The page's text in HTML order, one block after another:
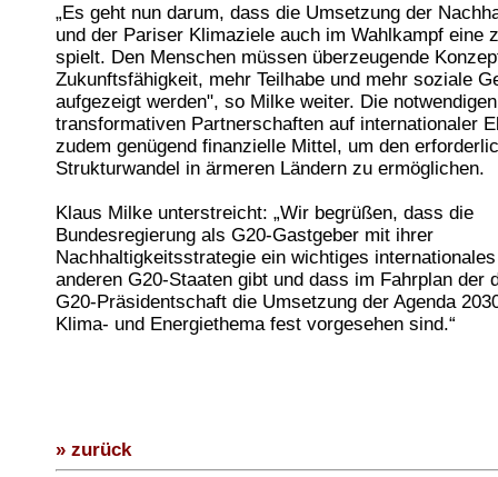
„Es geht nun darum, dass die Umsetzung der
und der Pariser Klimaziele auch im Wahlkampf eine
spielt. Den Menschen müssen überzeugende
Zukunftsfähigkeit, mehr Teilhabe und mehr soziale
aufgezeigt werden", so Milke weiter. Die
transformativen Partnerschaften auf internationaler
zudem genügend finanzielle Mittel, um den
Strukturwandel in ärmeren Ländern zu ermöglichen.
Klaus Milke unterstreicht: „Wir begrüßen, dass die
Bundesregierung als G20-Gastgeber mit ihrer
Nachhaltigkeitsstrategie ein wichtiges
anderen G20-Staaten gibt und dass im Fahrplan der
G20-Präsidentschaft die Umsetzung der Agenda
Klima- und Energiethema fest vorgesehen sind.“
» zurück